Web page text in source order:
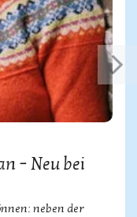
– Neu bei
neben der